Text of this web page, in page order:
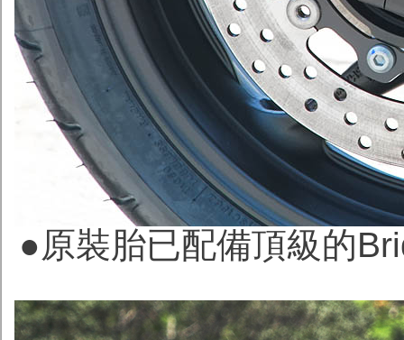
●原裝胎已配備頂級的